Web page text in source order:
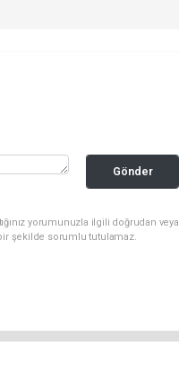
Gönder
yorumunuzla ilgili doğrudan veya
şekilde sorumlu tutulamaz.